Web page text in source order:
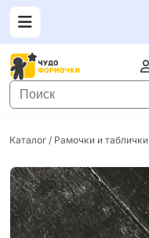
Каталог / Рамочки и таблички